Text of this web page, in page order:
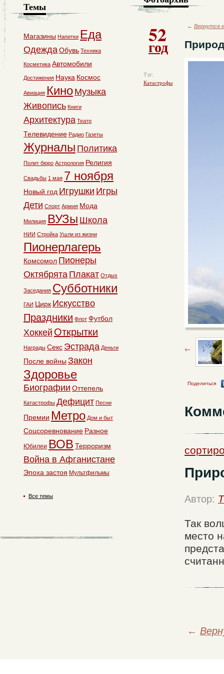
52
год
Тэг:
Катастрофы
← Вернутся
Поделиться
Автор:
Так
место
←
Темы
Магазины Напитки Еда
ОдеждаОбувь Техника
Косметика Автомобили
Достижения Наука Космос
Авиация Кино Музыка
Живопись Книги
Архитектура Театр
Телевидение Радио Газеты
Журналы Политика
Полит бюро Астрология Религия
Свадьбы 1 мая 7 ноября
Новый год Игрушки Игры
Дети Спорт Армия Мода
Милиция ВУЗы Школа
НИИ Стройка Ушли из жизни
Пионерлагерь
Комсомол Пионеры
Октябрята Плакат Отдых
Заседания Субботники
ГАИ Цирк Искусство
Праздники Флот Футбол
Хоккей Открытки
Награды Секс Эстрада Деньги
После войны Закон
Здоровье
Биографии Оттепель
Катастрофы Дефицит Песни
Премии Метро Дом и быт
Соцсоревнование Разное
Юбилеи ВОВ Терроризм
Война в Афганистане
Эпоха застоя Мультфильмы
Все темы